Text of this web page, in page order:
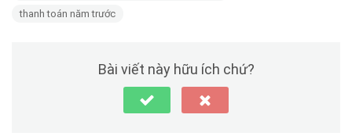
thanh toán năm trước
Bài viết này hữu ích chứ?